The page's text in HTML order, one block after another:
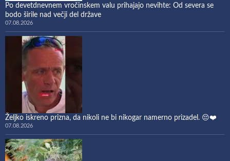
Po devetdnevnem vročinskem valu prihajajo nevihte: Od severa se
bodo širile nad večji del države
07.08.2026
Željko iskreno prizna, da nikoli ne bi nikogar namerno prizadel. 😔❤️
07.08.2026